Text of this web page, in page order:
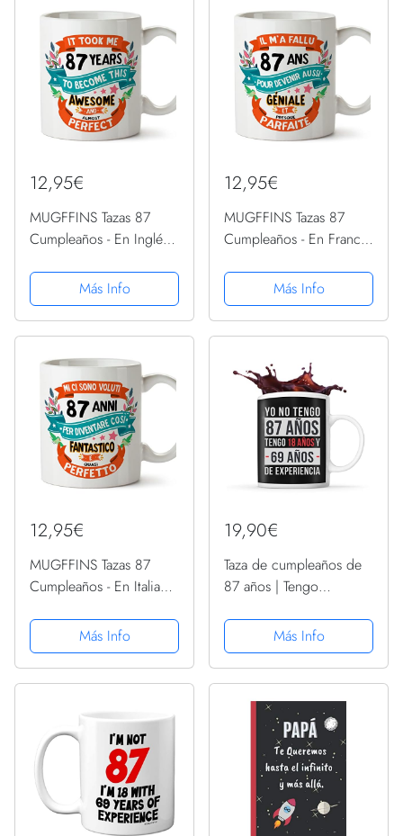
mamá, abuela Nan
Great...
12,95€
MUGFFINS Tazas 87
Cumpleaños - En Inglés -
become perfect - 11 oz -
Regalo original y
divertido
Más Info
12,95€
MUGFFINS Tazas 87
Cumpleaños - En Francés
devenir aussi geniale - 11
oz - Regalo original y
divertido
Más Info
12,95€
MUGFFINS Tazas 87
Cumpleaños - En Italiano
anni per diventare cosi
fantastico - 11 oz -
Regalo original y
Más Info
19,90€
Taza de cumpleaños de
87 años | Tengo
original idea de regalo
para celebrar un
cumpleaños
Más Info